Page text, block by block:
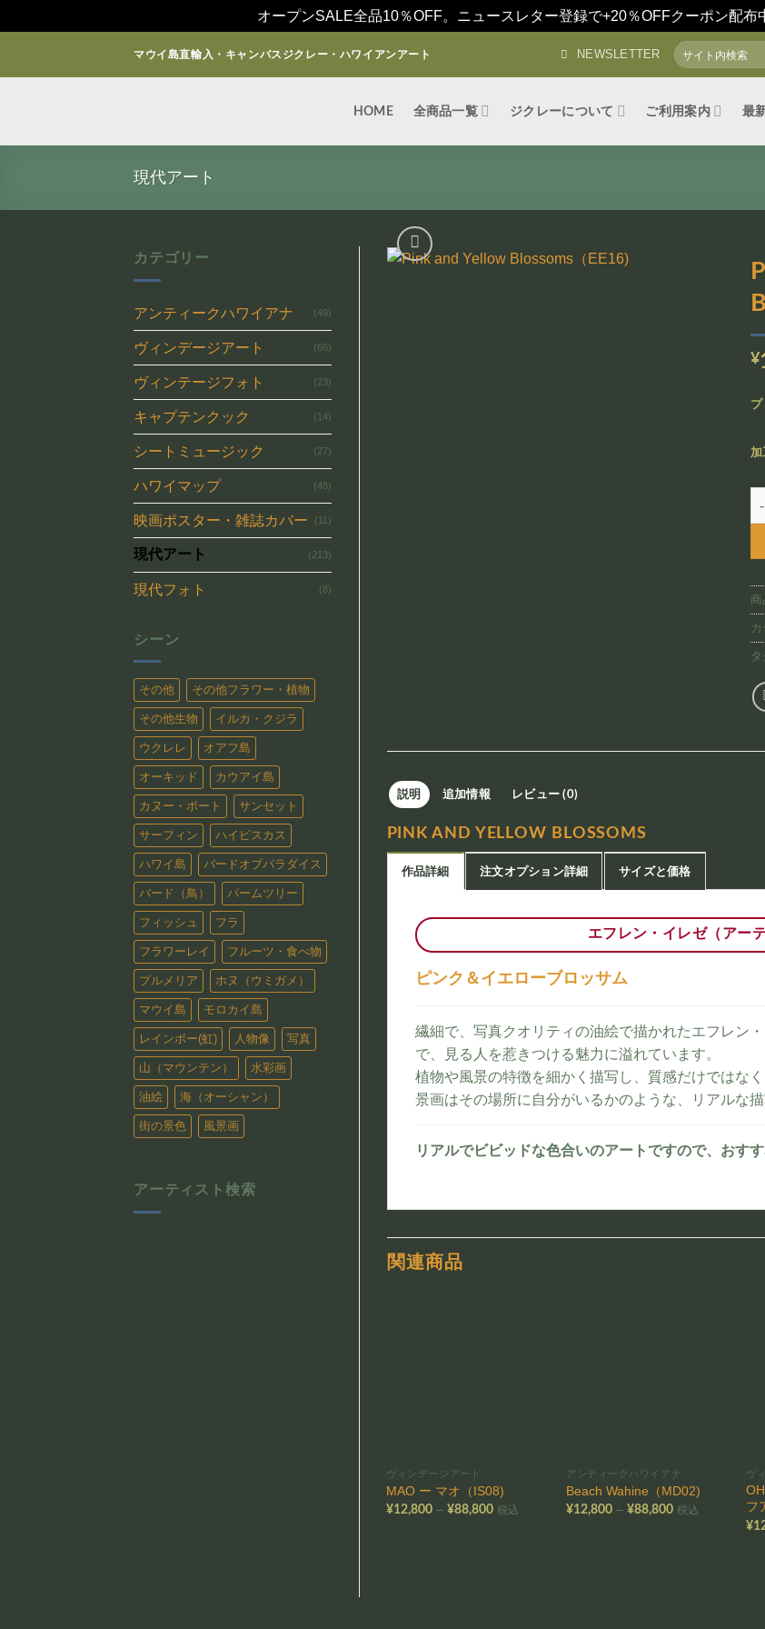
オープンSALE全品10％OFF。ニュースレター登録で+20％OFFクーポン配布
マウイ島直輸入・キャンバスジクレー・ハワイアンアート NEWSLETTER
検
索
対
HOME 全商品一覧 ジクレーについて ご利用案内 最
現代アート
カテゴリー
アンティークハワイアナ (49)
ヴィンデージアート (66)
ヴィンテージフォト (23)
キャプテンクック (14)
シートミュージック (27)
ハワイマップ (48)
映画ポスター・雑誌カバー (11)
現代アート (213)
現代フォト (8)
シーン
その他 その他フラワー・植物
その他生物 イルカ・クジラ
ウクレレ オアフ島
オーキッド カウアイ島
カヌー・ボート サンセット
サーフィン ハイビスカス
ハワイ島 バードオブパラダイス
バード（鳥） パームツリー
フィッシュ フラ
フラワーレイ フルーツ・食べ物
プルメリア ホヌ（ウミガメ）
マウイ島 モロカイ島
レインボー(虹) 人物像 写真
山（マウンテン） 水彩画
油絵 海（オーシャン）
街の景色 風景画
アーティスト検索
¥
プ
加
説明 追加情報 レビュー (0)
PINK AND YELLOW BLOSSOMS
作品詳細 注文オプション詳細 サイズと価格
エフレン・イレゼ（アー
ピンク＆イエローブロッサム
繊細で、写真クオリティの油絵で描かれたエフレン
で、見る人を惹きつける魅力に溢れています。
植物や風景の特徴を細かく描写し、質感だけではな
景画はその場所に自分がいるかのような、リアルな描
リアルでビビッドな色合いのアートですので、おす
関連商品
ヴィンデージアート
MAO ー マオ（IS08)
¥12,800 –¥88,800価税込
アンティークハワイアナ
Beach Wahine（MD02)
¥12,800 –¥88,800価税込
ヴ
フ
¥